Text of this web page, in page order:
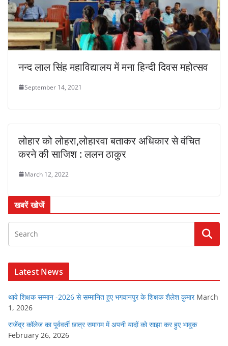
नन्द लाल सिंह महाविद्यालय में मना हिन्दी दिवस महोत्सव
September 14, 2021
लोहार को लोहरा,लोहारवा बताकर अधिकार से वंचित
करने की साजिश : ललन ठाकुर
March 12, 2022
खबरें खोजें
Latest News
थावे शिक्षक सम्मान -2026 से सम्मानित हुए भगवानपुर के शिक्षक शैलेश कुमार March
1, 2026
राजेंद्र कॉलेज का पूर्ववर्ती छात्र समागम में अपनी यादों को साझा कर हुए भावुक
February 26, 2026